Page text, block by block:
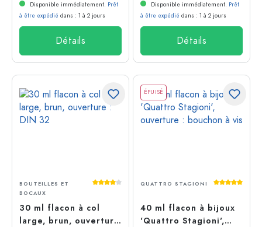
Disponible immédiatement. Prêt
à être expédié dans : 1 à 2 jours
Détails
Disponible immédiatement. Prêt
à être expédié dans : 1 à 2 jours
Détails
Note moyenne de 4 sur 5 étoiles
BOUTEILLES ET
BOCAUX
30 ml flacon à col
large, brun, ouverture
ÉPUISÉ
Note
QUATTRO STAGIONI
40 ml flacon à bijoux
'Quattro Stagioni',